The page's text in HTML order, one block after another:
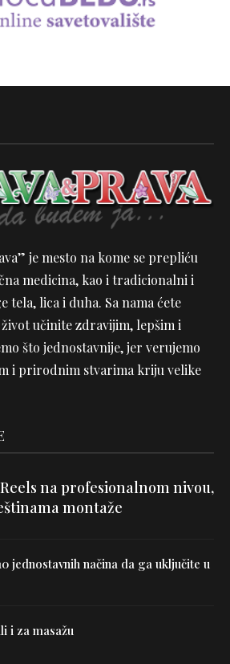
je mesto na kome se prepliću
medicina, kao i tradicionalni i
tela, lica i duha. Sa nama ćete
učinite zdravijim, lepšim i
što jednostavnije, jer verujemo
i prirodnim stvarima kriju velike
na profesionalnom nivou,
montaže
jednostavnih načina da ga uključite u
i za masažu